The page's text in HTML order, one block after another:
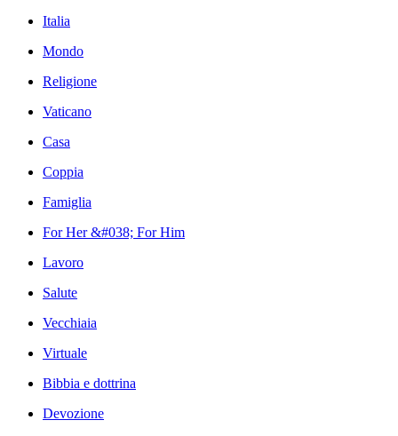
Italia
Mondo
Religione
Vaticano
Casa
Coppia
Famiglia
For Her &#038; For Him
Lavoro
Salute
Vecchiaia
Virtuale
Bibbia e dottrina
Devozione